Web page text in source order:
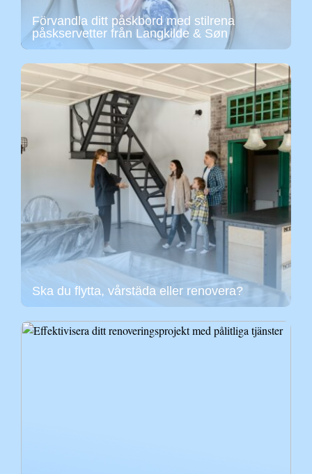
Förvandla ditt påskbord med stilrena
påskservetter från Langkilde & Søn
Ska du flytta, vårstäda eller renovera?